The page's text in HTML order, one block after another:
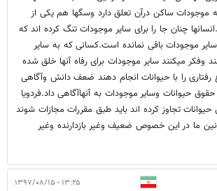
موجودات ساکن درآن تعلق دارد وسگها هم یکی از
چنان جا را برای سایر موجودات تنگ کرده اند که
موجودات باقی نمانده است.کسانی که به سایر
میکنند سایر موجودات برای رفاه آنها خلق شده
رفتاری را با حیوانات انجام دهند ضعف دانش وآگاهی
حیوانات وسایر موجودات به آنهاآگاهی داد.فردویا
تجاوز کرده اند باید طبق مقررات مجازات شوند
ما در این خصوص ضعیف وغیر بازدارنده وغیر
۱۳:۲۵ - ۱۳۹۷/۰۸/۱۵